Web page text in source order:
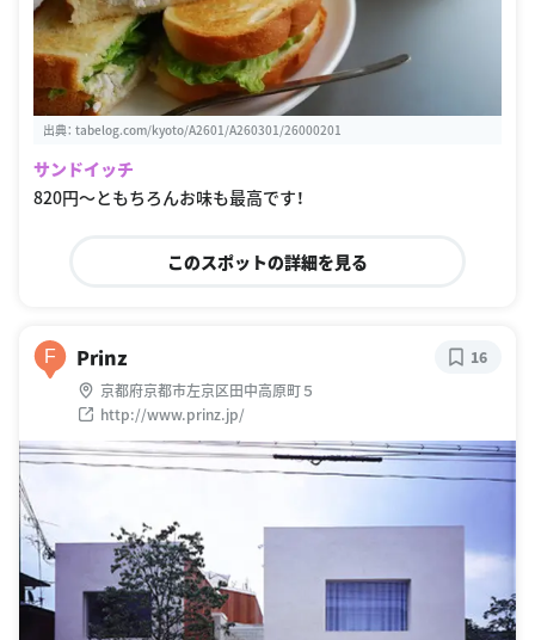
出典： tabelog.com/kyoto/A2601/A260301/26000201
サンドイッチ
820円〜ともちろんお味も最高です！
このスポットの詳細を見る
F Prinz
京都府京都市左京区田中高原町５
http://www.prinz.jp/
16